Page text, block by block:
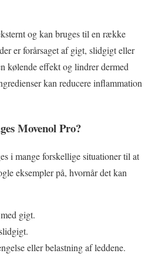
og kan bruges til en række
er forårsaget af gigt, slidgigt eller
kølende effekt og lindrer dermed
kan reducere inflammation
Movenol Pro?
i mange forskellige situationer til at
eksempler på, hvornår det kan
gigt.
eller belastning af leddene.